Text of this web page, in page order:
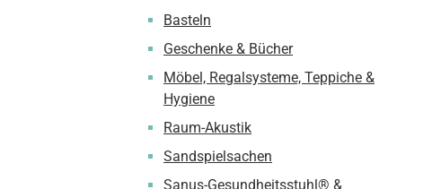
Basteln
Geschenke & Bücher
Möbel, Regalsysteme, Teppiche &
Hygiene
Raum-Akustik
Sandspielsachen
Sanus-Gesundheitsstuhl® &